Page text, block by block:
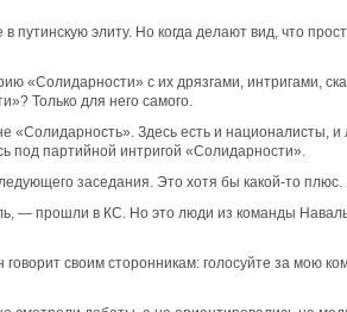
элиту. Но когда делают вид, что
«Солидарности» с их дрязгами, интригами,
Только для него самого.
«Солидарность». Здесь есть и националисты,
под партийной интригой «Солидарности».
заседания. Это хотя бы какой-то плюс.
— прошли в КС. Но это люди из команды
своим сторонникам: голосуйте за мою